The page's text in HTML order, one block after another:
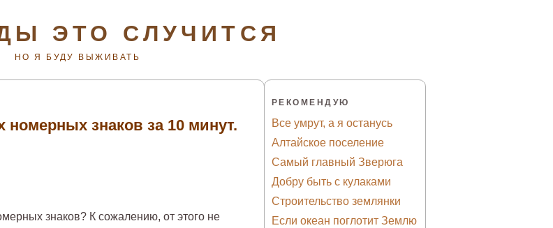
ЭТО СЛУЧИТСЯ
НО Я БУДУ ВЫЖИВАТЬ
номерных знаков за 10 минут.
знаков? К сожалению, от этого не
РЕКОМЕНДУЮ
Все умрут, а я останусь
Алтайское поселение
Самый главный Зверюга
Добру быть с кулаками
Строительство землянки
Если океан поглотит Землю